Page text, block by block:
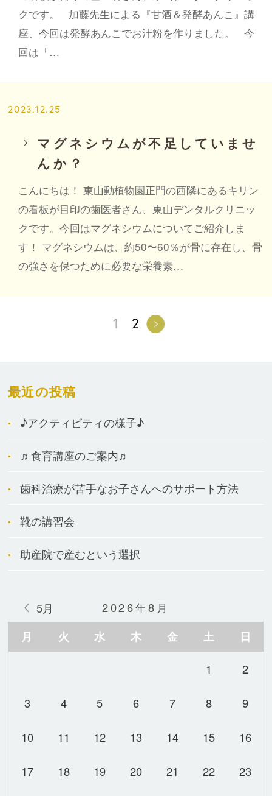
クです。 加藤先生による『甘酒＆発酵あんこ』講
座、今回は発酵あんこでお汁粉を作りました。 今
回は「…
2023.12.25
マグネシウムが不足していませ
んか？
こんにちは！ 東山動植物園正門の西隣にあるキリン
の看板が目印の歯医者さん、東山デンタルクリニッ
クです。今回はマグネシウムについてご紹介しま
す！ マグネシウムは、約50〜60％が骨に存在し、骨
の強さを保つために必要な栄養素…
1 2
最近の投稿
♪アクティビティの様子♪
♬食育講座のご案内♬
歯科治療が苦手なお子さんへのサポート方法
靴の講習会
助産院で産むという選択
2026年8月
月 火 水 木 金 土 日
5月
1 2
3 4 5 6 7 8 9
10 11 12 13 14 15 16
17 18 19 20 21 22 23